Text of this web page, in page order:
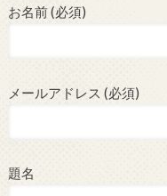
お名前 (必須)
メールアドレス (必須)
題名